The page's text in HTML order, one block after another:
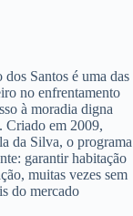
Santos é uma das
no enfrentamento
à moradia digna
Criado em 2009,
da Silva, o programa
garantir habitação
muitas vezes sem
do mercado